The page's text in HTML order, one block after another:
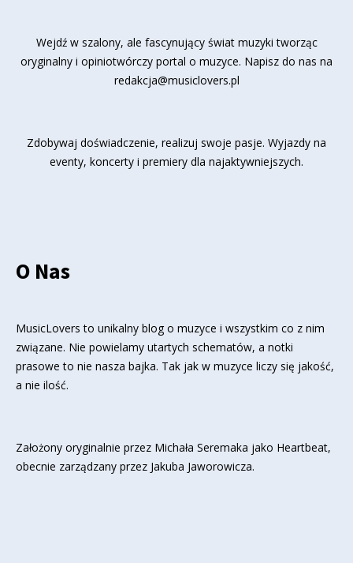
Wejdź w szalony, ale fascynujący świat muzyki tworząc
oryginalny i opiniotwórczy portal o muzyce. Napisz do nas na
redakcja@musiclovers.pl
Zdobywaj doświadczenie, realizuj swoje pasje. Wyjazdy na
eventy, koncerty i premiery dla najaktywniejszych.
O Nas
MusicLovers to unikalny blog o muzyce i wszystkim co z nim
związane. Nie powielamy utartych schematów, a notki
prasowe to nie nasza bajka. Tak jak w muzyce liczy się jakość,
a nie ilość.
Założony oryginalnie przez Michała Seremaka jako Heartbeat,
obecnie zarządzany przez Jakuba Jaworowicza.